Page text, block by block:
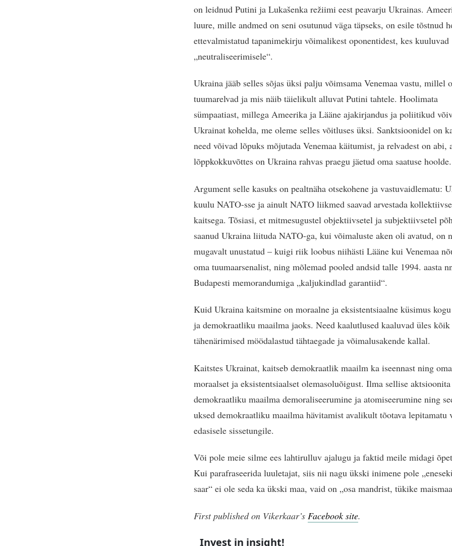
on leidnud Putini ja Lukašenka režiimi eest peavarju Ukrainas.
luure, mille andmed on seni osutunud väga täpseks, on esile tõstnud
ettevalmistatud tapanimekirju võimalikest oponentidest, kes kuuluvad
„neutraliseerimisele“.
Ukraina jääb selles sõjas üksi palju võimsama Venemaa vastu, millel
tuumarelvad ja mis näib täielikult alluvat Putini tahtele. Hoolimata
sümpaatiast, millega Ameerika ja Lääne ajakirjandus ja poliitikud
Ukrainat kohelda, me oleme selles võitluses üksi. Sanktsioonidel on
need võivad lõpuks mõjutada Venemaa käitumist, ja relvadest on abi,
lõppkokkuvõttes on Ukraina rahvas praegu jäetud oma saatuse hoolde.
Argument selle kasuks on pealtnäha otsekohene ja vastuvaidlematu:
kuulu NATO-sse ja ainult NATO liikmed saavad arvestada kollektiivse
kaitsega. Tõsiasi, et mitmesugustel objektiivsetel ja subjektiivsetel
saanud Ukraina liituda NATO-ga, kui võimaluste aken oli avatud, on
mugavalt unustatud – kuigi riik loobus niihästi Lääne kui Venemaa
oma tuumaarsenalist, ning mõlemad pooled andsid talle 1994. aasta
Budapesti memorandumiga „kaljukindlad garantiid“.
Kuid Ukraina kaitsmine on moraalne ja eksistentsiaalne küsimus
ja demokraatliku maailma jaoks. Need kaalutlused kaaluvad üles kõik
tähenärimised möödalastud tähtaegade ja võimalusakende kallal.
Kaitstes Ukrainat, kaitseb demokraatlik maailm ka iseennast ning oma
moraalset ja eksistentsiaalset olemasoluõigust. Ilma sellise
demokraatliku maailma demoraliseerumine ja atomiseerumine ning
uksed demokraatliku maailma hävitamist avalikult tõotava lepitamatu
edasisele sissetungile.
Või pole meie silme ees lahtirulluv ajalugu ja faktid meile midagi
Kui parafraseerida luuletajat, siis nii nagu ükski inimene pole
saar“ ei ole seda ka ükski maa, vaid on „osa mandrist, tükike
First published on Vikerkaar’s Facebook site.